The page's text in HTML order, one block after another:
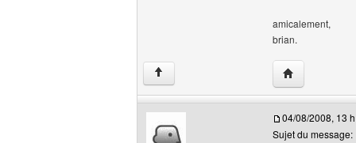
amicalement,
brian.
↑ Visiter le site
04/08/2008, 13
Sujet du message: